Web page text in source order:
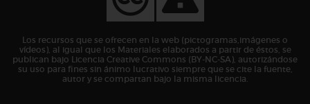
Los recursos que se ofrecen en la web (pictogramas,imágenes o
vídeos), al igual que los Materiales elaborados a partir de éstos, se
publican bajo Licencia Creative Commons (BY-NC-SA), autorizándose
su uso para fines sin ánimo lucrativo siempre que se cite la fuente,
autor y se compartan bajo la misma licencia.